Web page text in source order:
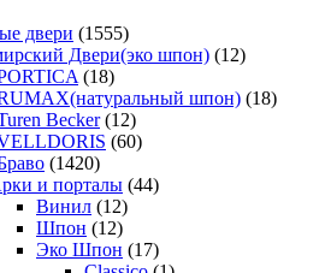
двери (1555)
Двери(эко шпон) (12)
(18)
шпон) (18)
Becker (12)
(60)
(1420)
и порталы (44)
Винил (12)
Шпон (12)
Эко Шпон (17)